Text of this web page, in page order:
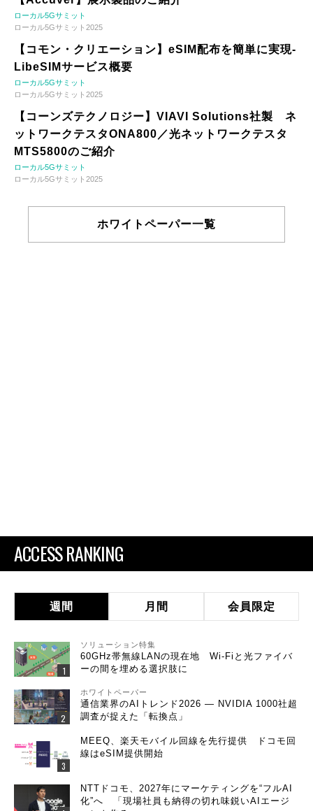
ローカル5Gサミット
ローカル5Gサミット2025
【コモン・クリエーション】eSIM配布を簡単に実現-
LibeSIMサービス概要
ローカル5Gサミット
ローカル5Gサミット2025
【コーンズテクノロジー】VIAVI Solutions社製 ネ
ットワークテスタONA800／光ネットワークテスタ
MTS5800のご紹介
ローカル5Gサミット
ローカル5Gサミット2025
ホワイトペーパー一覧
ACCESS RANKING
週間 月間 会員限定
ソリューション特集
60GHz帯無線LANの現在地 Wi-Fiと光ファイバ
ーの間を埋める選択肢に
ホワイトペーパー
通信業界のAIトレンド2026 ― NVIDIA 1000社超
調査が捉えた「転換点」
MEEQ、楽天モバイル回線を先行提供 ドコモ回
線はeSIM提供開始
NTTドコモ、2027年にマーケティングを“フルAI
化”へ 「現場社員も納得の切れ味鋭いAIエージ